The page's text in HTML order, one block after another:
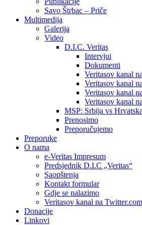
Savo Štrbac – Priče
Multimedija
Galerija
Video
D.I.C. Veritas
Intervjui
Dokumenti
Veritasov kanal
Veritasov kanal
Veritasov kanal
Veritasov kanal
MSP: Srbija vs
Prenosimo
Preporučujemo
Preporuke
O nama
e-Veritas Impresum
Predsjednik D.I.C „Veritas“
Saopštenja
Kontakt formular
Gdje se nalazimo
Veritasov kanal na Twitter.com
Donacije
Linkovi